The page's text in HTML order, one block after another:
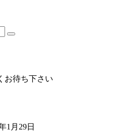
お待ち下さい
1月29日